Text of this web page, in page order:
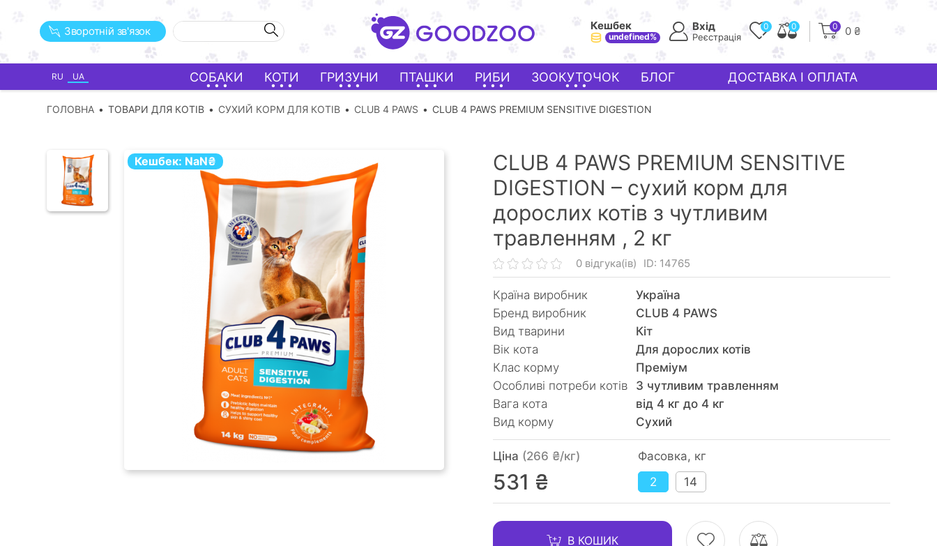
Зворотній зв'язок Кешбек
undefined%
Вхід
Реєстрація
0 0 0 0 ₴
RU UA СОБАКИ КОТИ ГРИЗУНИ ПТАШКИ РИБИ ЗООКУТОЧОК БЛОГ ДОСТАВКА І ОПЛАТА
ГОЛОВНА ТОВАРИ ДЛЯ КОТІВ СУХИЙ КОРМ ДЛЯ КОТІВ CLUB 4 PAWS CLUB 4 PAWS PREMIUM SENSITIVE DIGESTION
Кешбек: NaN₴
CLUB 4 PAWS PREMIUM SENSITIVE
DIGESTION – сухий корм для
дорослих котів з чутливим
травленням , 2 кг
0 відгука(ів) ID: 14765
Країна виробник
Україна
Бренд виробник
CLUB 4 PAWS
Вид тварини
Кiт
Вік кота
Для дорослих котів
Клас корму
Преміум
Особливі потреби котів
З чутливим травленням
Вага кота
від 4 кг до 4 кг
Вид корму
Сухий
Ціна (266 ₴/кг)
531 ₴
Фасовка, кг
2
14
В КОШИК